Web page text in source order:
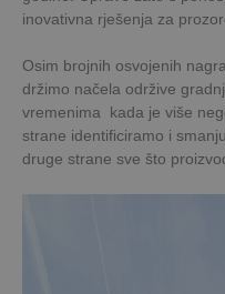
inovativna rješenja za
Osim brojnih osvojenih
držimo načela održive
vremenima kada je više
strane identificiramo i
druge strane sve što